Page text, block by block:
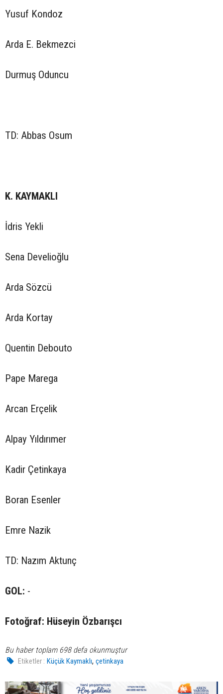
Yusuf Kondoz
Arda E. Bekmezci
Durmuş Oduncu
TD: Abbas Osum
K. KAYMAKLI
İdris Yekli
Sena Develioğlu
Arda Sözcü
Arda Kortay
Quentin Debouto
Pape Marega
Arcan Erçelik
Alpay Yıldırımer
Kadir Çetinkaya
Boran Esenler
Emre Nazik
TD: Nazım Aktunç
GOL: -
Fotoğraf: Hüseyin Özbarışcı
Bu haber toplam 698 defa okunmuştur
Etiketler : Küçük Kaymaklı,çetinkaya